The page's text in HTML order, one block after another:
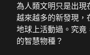
為人類文明只是出現
越來越多的新發現，
地球上活動過。究竟
的智慧物種？